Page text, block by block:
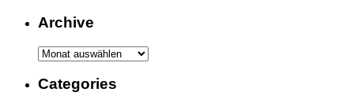
Archive
Archive
Categories